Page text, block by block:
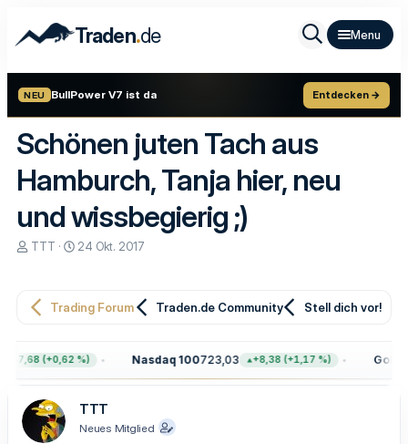
Traden.de
NEU BullPower V7 ist da Entdecken →
Schönen juten Tach aus
Hamburch, Tanja hier, neu
und wissbegierig ;)
E
e
r
TTT
E
e
a
m
24 Okt. 2017
Trading Forum Traden.de Community Stell dich vor!
(+0,62 %) Nasdaq 100723,03 +8,38 (+1,17 %) Gold
TTT
Neues Mitglied